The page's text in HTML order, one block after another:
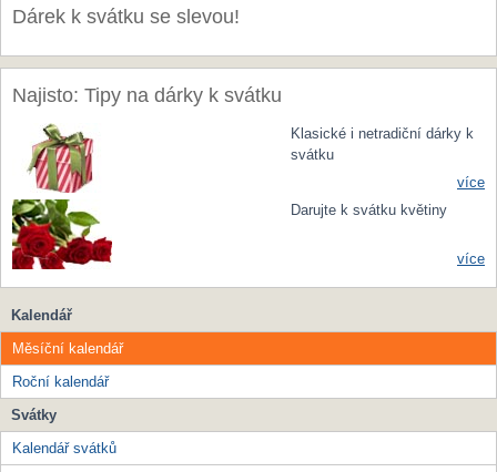
Dárek k svátku se slevou!
Najisto: Tipy na dárky k svátku
Klasické i netradiční dárky k
svátku
více
Darujte k svátku květiny
více
Kalendář
Měsíční kalendář
Roční kalendář
Svátky
Kalendář svátků